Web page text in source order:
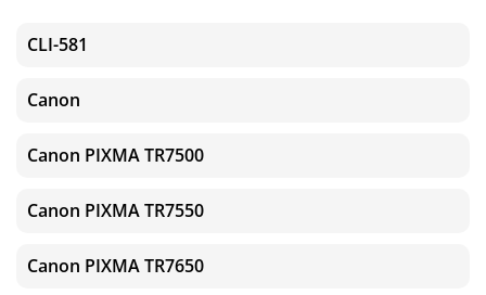
CLI-581
Canon
Canon PIXMA TR7500
Canon PIXMA TR7550
Canon PIXMA TR7650